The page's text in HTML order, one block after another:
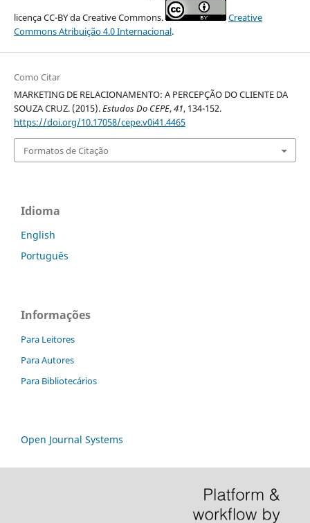
licença CC-BY da Creative Commons.
Creative
Commons Atribuição 4.0 Internacional.
Como Citar
MARKETING DE RELACIONAMENTO: A PERCEPÇÃO DO CLIENTE DA
SOUZA CRUZ. (2015).Estudos Do CEPE,41, 134-152.
https://doi.org/10.17058/cepe.v0i41.4465
Formatos de Citação
Idioma
English
Português
Informações
Para Leitores
Para Autores
Para Bibliotecários
Open Journal Systems